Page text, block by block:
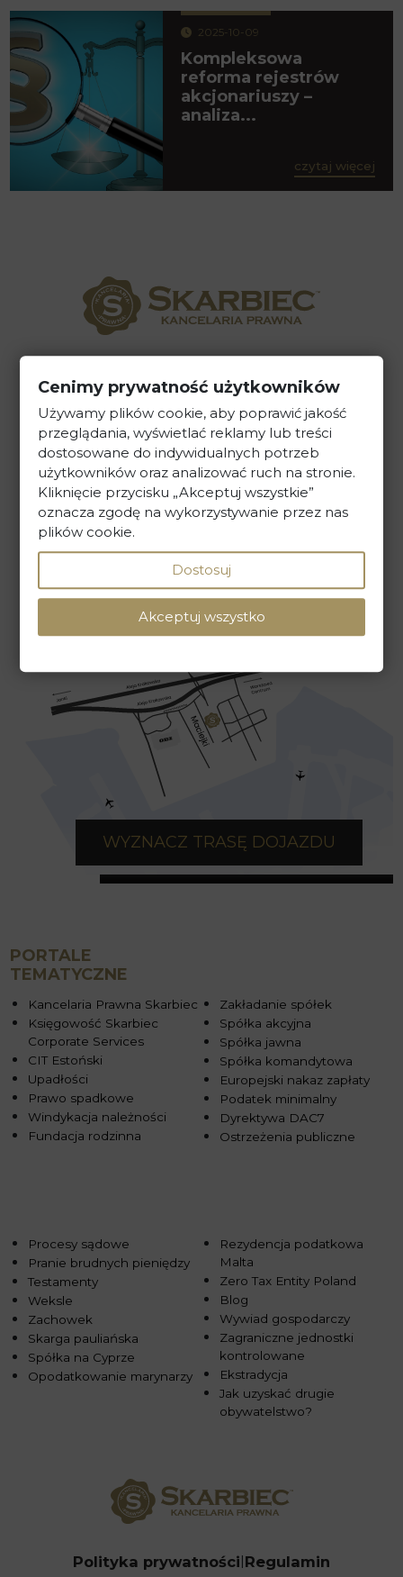
2025-10-09
Kompleksowa
reforma rejestrów
akcjonariuszy –
analiza...
czytaj więcej
Kancelaria Prawna Skarbiec
ul. Maciejki 13, 02-181 Warszawa
tel. +48 22 586 40 00
sekretariat@kancelaria-skarbiec.pl
NAPISZ DO NAS
WYZNACZ TRASĘ DOJAZDU
PORTALE
TEMATYCZNE
Kancelaria Prawna Skarbiec
Księgowość Skarbiec
Corporate Services
CIT Estoński
Upadłości
Prawo spadkowe
Windykacja należności
Fundacja rodzinna
Zakładanie spółek
Spółka akcyjna
Spółka jawna
Spółka komandytowa
Europejski nakaz zapłaty
Podatek minimalny
Dyrektywa DAC7
Ostrzeżenia publiczne
Procesy sądowe
Pranie brudnych pieniędzy
Testamenty
Weksle
Zachowek
Skarga pauliańska
Spółka na Cyprze
Opodatkowanie marynarzy
Rezydencja podatkowa
Malta
Zero Tax Entity Poland
Blog
Wywiad gospodarczy
Zagraniczne jednostki
kontrolowane
Ekstradycja
Jak uzyskać drugie
obywatelstwo?
Polityka prywatności Regulamin
Cenimy prywatność użytkowników
Używamy plików cookie, aby poprawić jakość
przeglądania, wyświetlać reklamy lub treści
dostosowane do indywidualnych potrzeb
użytkowników oraz analizować ruch na stronie.
Kliknięcie przycisku „Akceptuj wszystkie”
oznacza zgodę na wykorzystywanie przez nas
plików cookie.
Dostosuj
Akceptuj wszystko